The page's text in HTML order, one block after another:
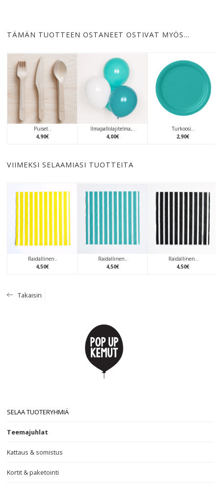
TÄMÄN TUOTTEEN OSTANEET OSTIVAT MYÖS…
Puiset..
4,90€
Ilmapallolajitelma,..
4,00€
Turkoosi..
2,90€
VIIMEKSI SELAAMIASI TUOTTEITA
Raidallinen..
4,50€
Raidallinen..
4,50€
Raidallinen..
4,50€
Takaisin
SELAA TUOTERYHMIÄ
Teemajuhlat
Kattaus & somistus
Kortit & paketointi